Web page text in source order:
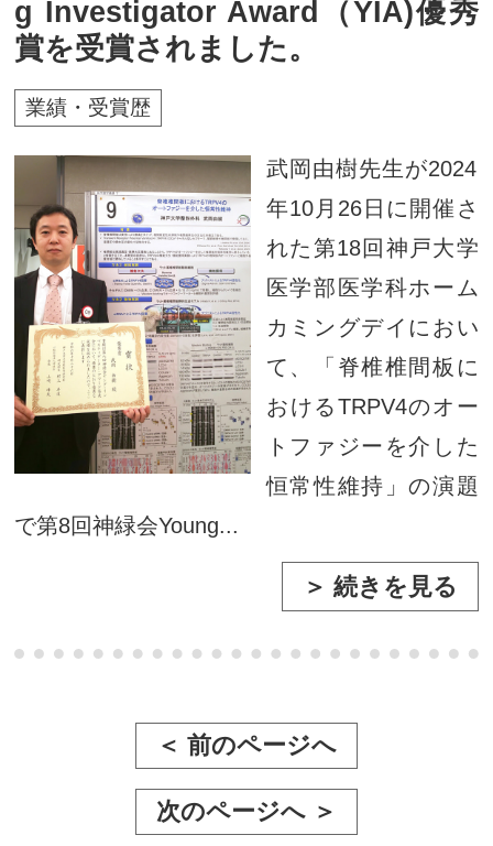
g Investigator Award（YIA)優秀
賞を受賞されました。
業績・受賞歴
武岡由樹先生が2024
年10月26日に開催さ
れた第18回神戸大学
医学部医学科ホーム
カミングデイにおい
て、「脊椎椎間板に
おけるTRPV4のオー
トファジーを介した
恒常性維持」の演題
で第8回神緑会Young...
＞ 続きを見る
＜ 前のページへ
次のページへ ＞